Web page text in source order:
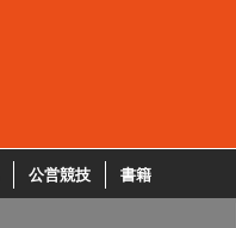
公営競技 書籍